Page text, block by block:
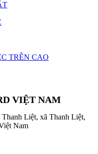
TRÊN CAO
VIỆT NAM
Liệt, xã Thanh Liệt,
Nam